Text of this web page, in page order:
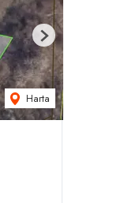
Harta
Next